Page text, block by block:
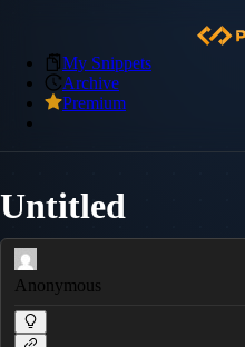
My Snippets
Archive
Premium
Untitled
Anonymous